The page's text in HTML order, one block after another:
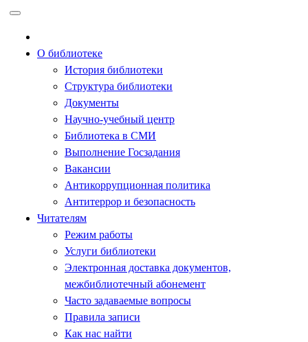
содержимому
О библиотеке
История библиотеки
Структура библиотеки
Документы
Научно-учебный центр
Библиотека в СМИ
Выполнение Госзадания
Вакансии
Антикоррупционная политика
Антитеррор и безопасность
Читателям
Режим работы
Услуги библиотеки
Электронная доставка документов,
межбиблиотечный абонемент
Часто задаваемые вопросы
Правила записи
Как нас найти